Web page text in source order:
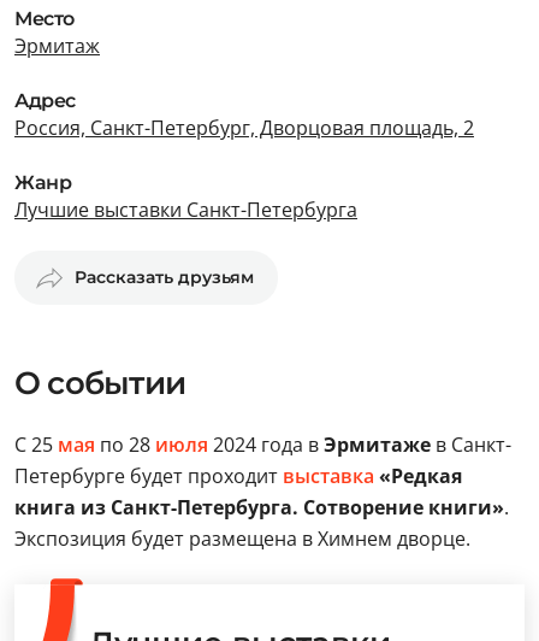
Место
Эрмитаж
Адрес
Россия, Санкт-Петербург, Дворцовая площадь, 2
Жанр
Лучшие выставки Санкт-Петербурга
Рассказать друзьям
О событии
С 25 мая по 28 июля 2024 года вЭрмитаже в Санкт-
Петербурге будет проходит выставка «Редкая
книга из Санкт-Петербурга. Сотворение книги».
Экспозиция будет размещена в Химнем дворце.